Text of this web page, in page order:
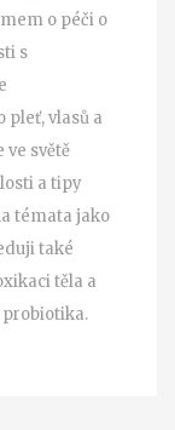
o péči o
s
pleť, vlasů a
ve světě
a tipy
témata jako
také
těla a